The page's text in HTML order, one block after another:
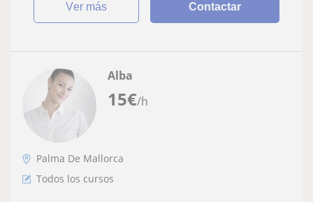
ver más Contactar
15€/h
Alba
Palma De Mallorca
Todos los cursos